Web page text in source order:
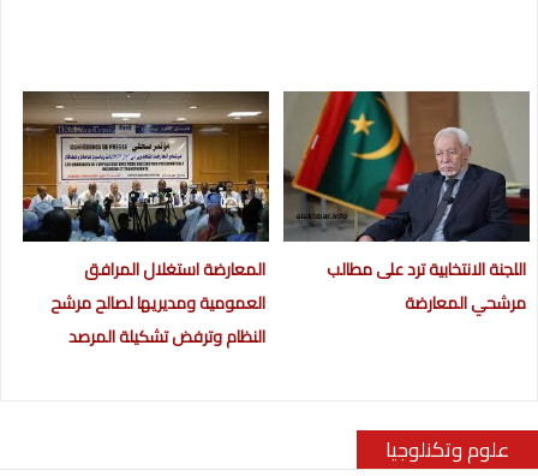
اللجنة الانتخابية ترد على مطالب
مرشحي المعارضة
المعارضة استغلال المرافق
العمومية ومديريها لصالح مرشح
النظام وترفض تشكيلة المرصد
علوم وتكنلوجيا